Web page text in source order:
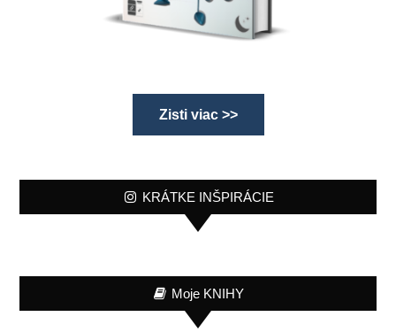
Zisti viac >>
KRÁTKE INŠPIRÁCIE
Moje KNIHY